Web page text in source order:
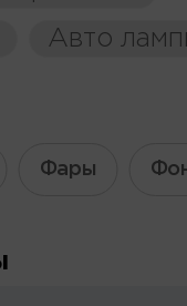
Авто
Фары